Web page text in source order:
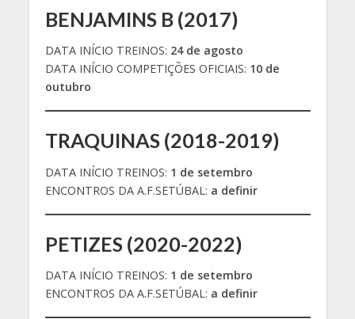
BENJAMINS B (2017)
DATA INÍCIO TREINOS: 24 de agosto
DATA INÍCIO COMPETIÇÕES OFICIAIS: 10 de
outubro
TRAQUINAS (2018-2019)
DATA INÍCIO TREINOS: 1 de setembro
ENCONTROS DA A.F.SETÚBAL: a definir
PETIZES (2020-2022)
DATA INÍCIO TREINOS: 1 de setembro
ENCONTROS DA A.F.SETÚBAL: a definir